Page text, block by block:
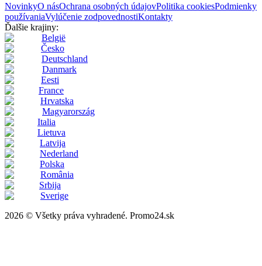
NovinkyO násOchrana osobných údajovPolitika cookiesPodmienky
používaniaVylúčenie zodpovednostiKontakty
Ďalšie krajiny:
België
Česko
Deutschland
Danmark
Eesti
France
Hrvatska
Magyarország
Italia
Lietuva
Latvija
Nederland
Polska
România
Srbija
Sverige
2026 © Všetky práva vyhradené. Promo24.sk